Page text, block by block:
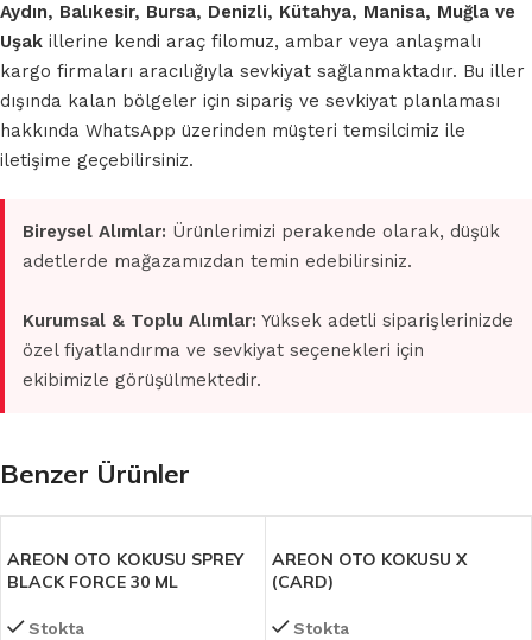
Aydın, Balıkesir, Bursa, Denizli, Kütahya, Manisa, Muğla ve
Uşak illerine kendi araç filomuz, ambar veya anlaşmalı
kargo firmaları aracılığıyla sevkiyat sağlanmaktadır. Bu iller
dışında kalan bölgeler için sipariş ve sevkiyat planlaması
hakkında WhatsApp üzerinden müşteri temsilcimiz ile
iletişime geçebilirsiniz.
Bireysel Alımlar: Ürünlerimizi perakende olarak, düşük
adetlerde mağazamızdan temin edebilirsiniz.
Kurumsal & Toplu Alımlar: Yüksek adetli siparişlerinizde
özel fiyatlandırma ve sevkiyat seçenekleri için
ekibimizle görüşülmektedir.
Benzer Ürünler
AREON OTO KOKUSU SPREY
BLACK FORCE 30 ML
Stokta
AREON OTO KOKUSU X
(CARD)
Stokta